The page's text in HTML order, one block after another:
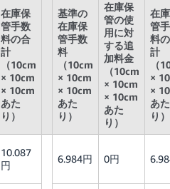
在庫保
管手数
料の合
計
（10cm
× 10cm
× 10cm
あた
り）
基準の
在庫保
管手数
料
（10cm
× 10cm
× 10cm
あた
り）
在庫保
管の使
用に対
する追
加料金
（10cm
× 10cm
× 10cm
あた
り）
在
管
料
計
（
×
×
あた
り）
10.087
円
6.984円 0円